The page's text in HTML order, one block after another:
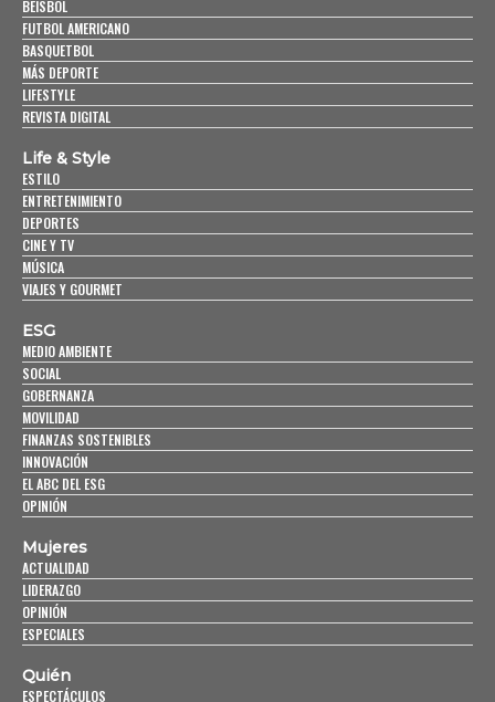
BEISBOL
FUTBOL AMERICANO
BASQUETBOL
MÁS DEPORTE
LIFESTYLE
REVISTA DIGITAL
Life & Style
ESTILO
ENTRETENIMIENTO
DEPORTES
CINE Y TV
MÚSICA
VIAJES Y GOURMET
ESG
MEDIO AMBIENTE
SOCIAL
GOBERNANZA
MOVILIDAD
FINANZAS SOSTENIBLES
INNOVACIÓN
EL ABC DEL ESG
OPINIÓN
Mujeres
ACTUALIDAD
LIDERAZGO
OPINIÓN
ESPECIALES
Quién
ESPECTÁCULOS